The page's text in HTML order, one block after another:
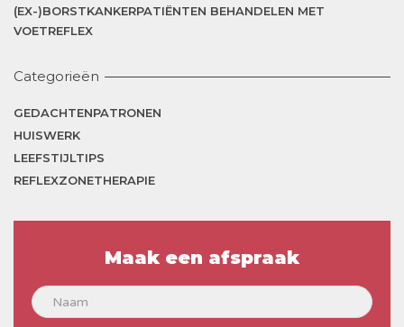
(EX-)BORSTKANKERPATIËNTEN BEHANDELEN MET
VOETREFLEX
Categorieën
GEDACHTENPATRONEN
HUISWERK
LEEFSTIJLTIPS
REFLEXZONETHERAPIE
Maak een afspraak